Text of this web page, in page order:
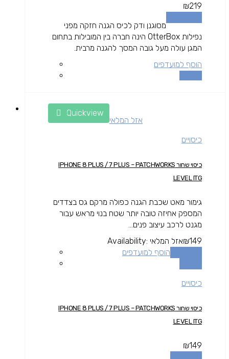
₪219
מסוגנן ודק לכיס הגנה חזקה מפני
נפילות OtterBox הינה חברה בין המובילות בתחום
המגן עולה מעל גובה המסך להגנה מרבית.
הוסף למועדפים
Quickview
אזל המלאי
כיסויים
כיסוי שחור IPHONE 8 PLUS / 7 PLUS – PATCHWORKS
LEVEL ITG
גימור מאט שכבת הגנה כפולה מרקם גס בצדדים
המספק אחיזה טובה יותר שטח בנוי מראש עבור
מגנט לרכב עיצוב פנים...
₪149
Availability: אזל המלאי
הוסף למועדפים
כיסויים
כיסוי שחור IPHONE 8 PLUS / 7 PLUS – PATCHWORKS
LEVEL ITG
₪149